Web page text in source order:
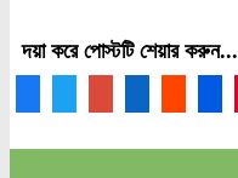
দয়া করে পোস্টটি শেয়ার করুন...